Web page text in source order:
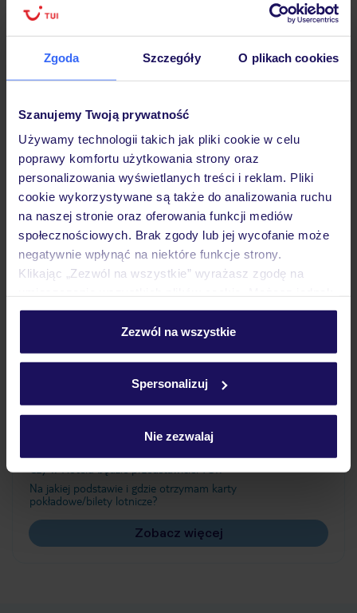
Zgoda Szczegóły O plikach cookies
Szanujemy Twoją prywatność
Używamy technologii takich jak pliki cookie w celu
poprawy komfortu użytkowania strony oraz
personalizowania wyświetlanych treści i reklam. Pliki
cookie wykorzystywane są także do analizowania ruchu
na naszej stronie oraz oferowania funkcji mediów
społecznościowych. Brak zgody lub jej wycofanie może
negatywnie wpłynąć na niektóre funkcje strony.
Klikając „Zezwól na wszystkie” wyrażasz zgodę na
personalizować swój wybór wchodząc w zakładkę
Szczegółowe informacje o plikach cookie znajdziesz
Zezwól na wszystkie
Spersonalizuj
Nie zezwalaj
Hotel
Opinie
Pokoje
Wyżywienie
Ważne informacje
Czy w Hotelu będzie przedstawiciel TUI?
Na jakiej podstawie i gdzie otrzymam karty
pokładowe/bilety lotnicze?
Zobacz więcej